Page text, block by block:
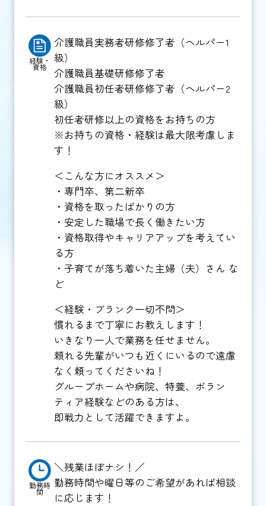
経験・
資格
介護職員実務者研修修了者（ヘルパー1
級）
介護職員基礎研修修了者
介護職員初任者研修修了者（ヘルパー2
級）
初任者研修以上の資格をお持ちの方
※お持ちの資格・経験は最大限考慮しま
す！
＜こんな方にオススメ＞
・専門卒、第二新卒
・資格を取ったばかりの方
・安定した職場で長く働きたい方
・資格取得やキャリアアップを考えてい
る方
・子育てが落ち着いた主婦（夫）さん な
ど
＜経験・ブランク一切不問＞
慣れるまで丁寧にお教えします！
いきなり一人で業務を任せません。
頼れる先輩がいつも近くにいるので遠慮
なく頼ってくださいね！
グループホームや病院、特養、ボラン
ティア経験などのある方は、
即戦力として活躍できますよ。
勤務時
間
＼残業ほぼナシ！／
勤務時間や曜日等のご希望があれば相談
に応じます！